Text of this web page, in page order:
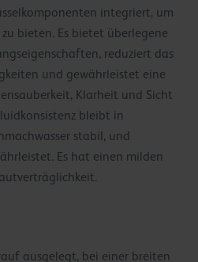
integriert, um
bieten. Es bietet überlegene
reduziert das
und gewährleistet eine
Klarheit und Sicht
bleibt in
stabil, und
Es hat einen milden
ausgelegt, bei einer breiten